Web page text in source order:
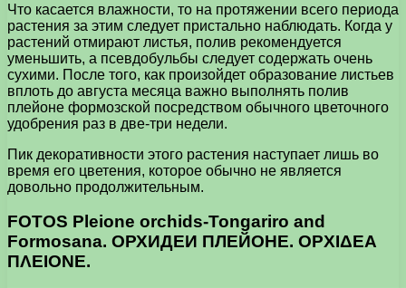
Что касается влажности, то на протяжении всего периода
растения за этим следует пристально наблюдать. Когда у
растений отмирают листья, полив рекомендуется
уменьшить, а псевдобульбы следует содержать очень
сухими. После того, как произойдет образование листьев
вплоть до августа месяца важно выполнять полив
плейоне формозской посредством обычного цветочного
удобрения раз в две-три недели.
Пик декоративности этого растения наступает лишь во
время его цветения, которое обычно не является
довольно продолжительным.
FOTOS Pleione orchids-Tongariro and
Formosana. ОРХИДЕИ ПЛЕЙОНЕ. ΟΡΧΙΔΕΑ
ΠΛΕΙΟΝΕ.